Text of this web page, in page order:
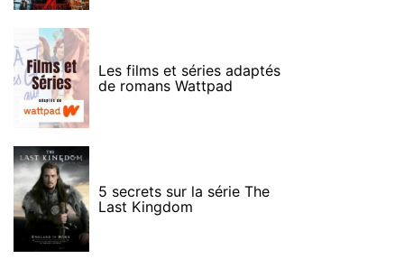
Les films et séries adaptés
de romans Wattpad
5 secrets sur la série The
Last Kingdom